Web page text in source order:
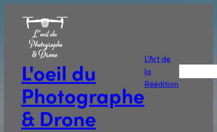
contenu
L'oeil du
Photographe
& Drone
L’Art de
la
Réédition